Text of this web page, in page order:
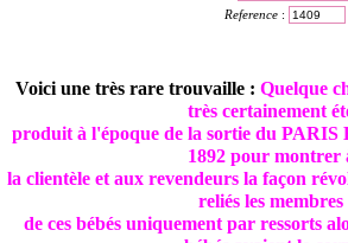
Reference :
Voici une très rare trouvaille : Quelque
très certainement
produit à l'époque de la sortie du
1892 pour montrer
la clientèle et aux revendeurs la façon
reliés les membres
de ces bébés uniquement par ressorts